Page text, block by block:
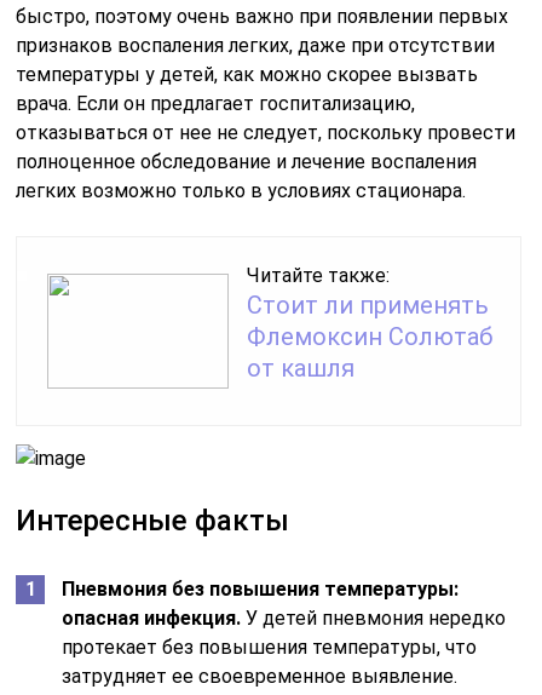
быстро, поэтому очень важно при появлении первых
признаков воспаления легких, даже при отсутствии
температуры у детей, как можно скорее вызвать
врача. Если он предлагает госпитализацию,
отказываться от нее не следует, поскольку провести
полноценное обследование и лечение воспаления
легких возможно только в условиях стационара.
Читайте также:
Стоит ли применять
Флемоксин Солютаб
от кашля
Интересные факты
Пневмония без повышения температуры:
опасная инфекция. У детей пневмония нередко
протекает без повышения температуры, что
затрудняет ее своевременное выявление.